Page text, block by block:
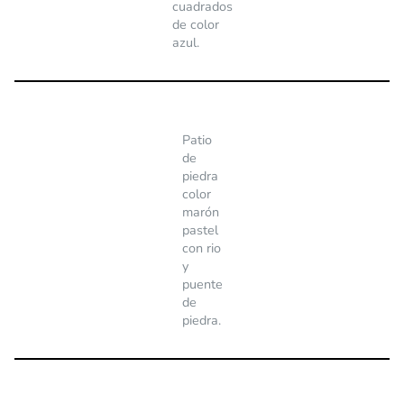
cuadrados
de color
azul.
Patio
de
piedra
color
marón
pastel
con rio
y
puente
de
piedra.